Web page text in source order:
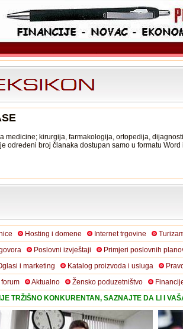
medicine; kirurgija, farmakologija, ortopedija,
određeni broj članaka dostupan samo u formatu
Hosting i domene Internet trgovine
Poslovni izvještaji Primjeri poslovnih
i marketing Katalog proizvoda i usluga
Aktualno Žensko poduzetništvo
TRŽIŠNO KONKURENTAN, SAZNAJTE DA LI I